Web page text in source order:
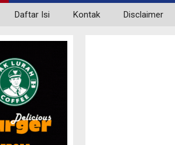
Daftar Isi Kontak Disclaimer